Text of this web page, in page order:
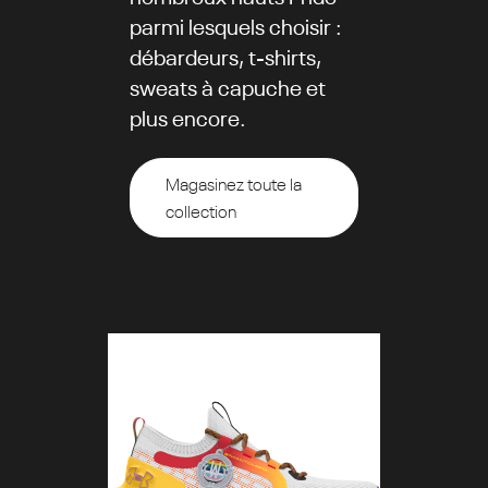
parmi lesquels choisir :
débardeurs, t-shirts,
sweats à capuche et
plus encore.
Magasinez toute la
collection